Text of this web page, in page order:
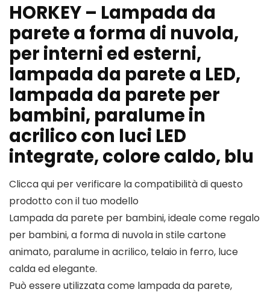
HORKEY – Lampada da
parete a forma di nuvola,
per interni ed esterni,
lampada da parete a LED,
lampada da parete per
bambini, paralume in
acrilico con luci LED
integrate, colore caldo, blu
Clicca qui per verificare la compatibilità di questo
prodotto con il tuo modello
Lampada da parete per bambini, ideale come regalo
per bambini, a forma di nuvola in stile cartone
animato, paralume in acrilico, telaio in ferro, luce
calda ed elegante.
Può essere utilizzata come lampada da parete,